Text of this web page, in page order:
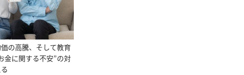
の高騰、そして教育
に関する不安”の対